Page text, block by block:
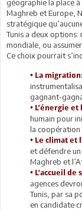
géographie la place
Maghreb et Europe,
stratégique
Tunis a deux options:
mondiale, ou
Ce choix pourrait
• La migration:
gagnant-
• L’énergie
humain pour
la coopération
• Le climat et
et défendre
Maghreb et
• L’accueil
agences
Tunis, par sa
en candidate